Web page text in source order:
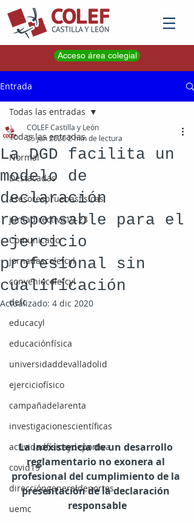
Acceso área colegial
Entrada
Todas las entradas
Normal
Destacadas
asesorespruebasfisicas
juntadirectiva19-23
Comunicado
jornadascolefcyl
conveniocolefcyl
defc
educacyl
educaciónfísica
universidaddevalladolid
ejerciciofísico
campañadelarenta
investigacionescientíficas
actividadfísicaydeportiva
covid19
direccióngeneraldeportes
uemc
Todas las entradas
La DGD facilita un
modelo de
declaración
responsable para el
ejercicio
profesional sin
cualificación
COLEF Castilla y León
25 jun 20202 min de lectura
Actualizado: 4 dic 2020
La inexistencia de un desarrollo
reglamentario no exonera al
profesional del cumplimiento de la
presentación de la declaración
responsable